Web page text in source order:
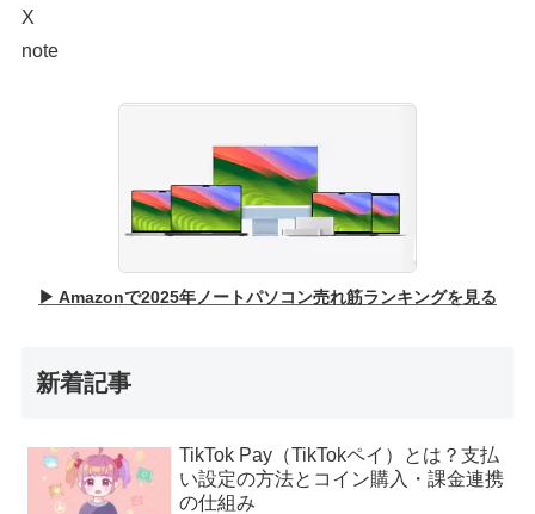
X
note
▶ Amazonで2025年ノートパソコン売れ筋ランキングを見る
新着記事
TikTok Pay（TikTokペイ）とは？支払
い設定の方法とコイン購入・課金連携
の仕組み